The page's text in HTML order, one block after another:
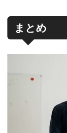
まとめ